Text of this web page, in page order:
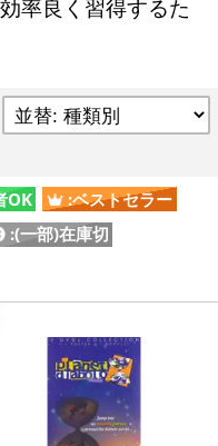
率良く習得するた
OK
:ベストセラー
:(一部)在庫切